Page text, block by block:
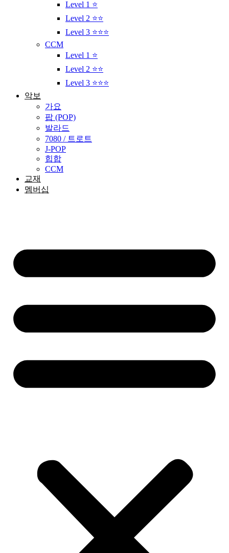
Level 1 ⭐
Level 2 ⭐⭐
Level 3 ⭐⭐⭐
CCM
Level 1 ⭐
Level 2 ⭐⭐
Level 3 ⭐⭐⭐
악보
가요
팝 (POP)
발라드
7080 / 트로트
J-POP
힙합
CCM
교재
멤버십